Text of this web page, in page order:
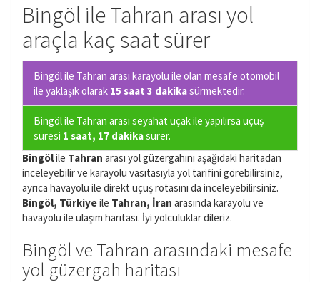
Bingöl ile Tahran arası yol
araçla kaç saat sürer
Bingöl ile Tahran arası karayolu ile olan mesafe otomobil
ile yaklaşık olarak 15 saat 3 dakikasürmektedir.
Bingöl ile Tahran arası seyahat uçak ile yapılırsa uçuş
süresi 1 saat, 17 dakikasürer.
Bingölile Tahran arası yol güzergahını aşağıdaki haritadan
inceleyebilir ve karayolu vasıtasıyla yol tarifini görebilirsiniz,
ayrıca havayolu ile direkt uçuş rotasını da inceleyebilirsiniz.
Bingöl, Türkiyeile Tahran, İran arasında karayolu ve
havayolu ile ulaşım harıtası. İyi yolculuklar dileriz.
Bingöl ve Tahran arasındaki mesafe
yol güzergah haritası